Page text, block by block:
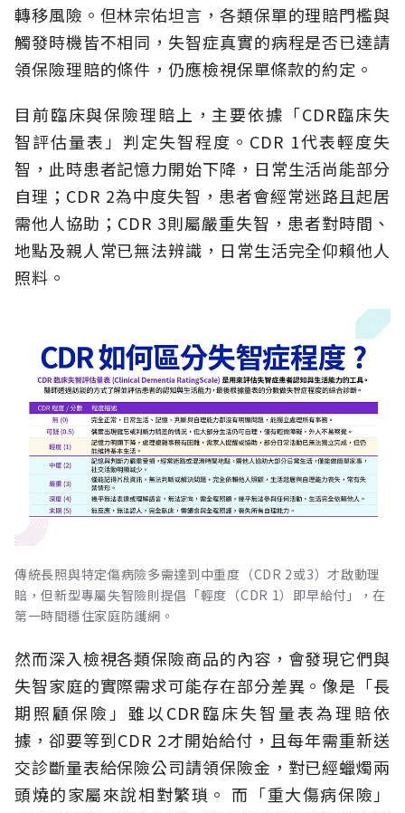
轉移風險。但林宗佑坦言，各類保單的理賠門檻與
觸發時機皆不相同，失智症真實的病程是否已達請
領保險理賠的條件，仍應檢視保單條款的約定。
目前臨床與保險理賠上，主要依據「CDR臨床失
智評估量表」判定失智程度。CDR 1代表輕度失
智，此時患者記憶力開始下降，日常生活尚能部分
自理；CDR 2為中度失智，患者會經常迷路且起居
需他人協助；CDR 3則屬嚴重失智，患者對時間、
地點及親人常已無法辨識，日常生活完全仰賴他人
照料。
傳統長照與特定傷病險多需達到中重度（CDR 2或3）才啟動理
賠，但新型專屬失智險則提倡「輕度（CDR 1）即早給付」，在
第一時間穩住家庭防護網。
然而深入檢視各類保險商品的內容，會發現它們與
失智家庭的實際需求可能存在部分差異。像是「長
期照顧保險」雖以CDR臨床失智量表為理賠依
據，卻要等到CDR 2才開始給付，且每年需重新送
交診斷量表給保險公司請領保險金，對已經蠟燭兩
頭燒的家屬來說相對繁瑣。 而「重大傷病保險」